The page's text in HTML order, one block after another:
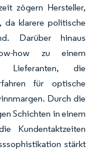
zögern Hersteller,
da klarere politische
Darüber hinaus
how zu einem
Lieferanten, die
für optische
Durch die
Schichten in einem
Kundentaktzeiten
stärkt